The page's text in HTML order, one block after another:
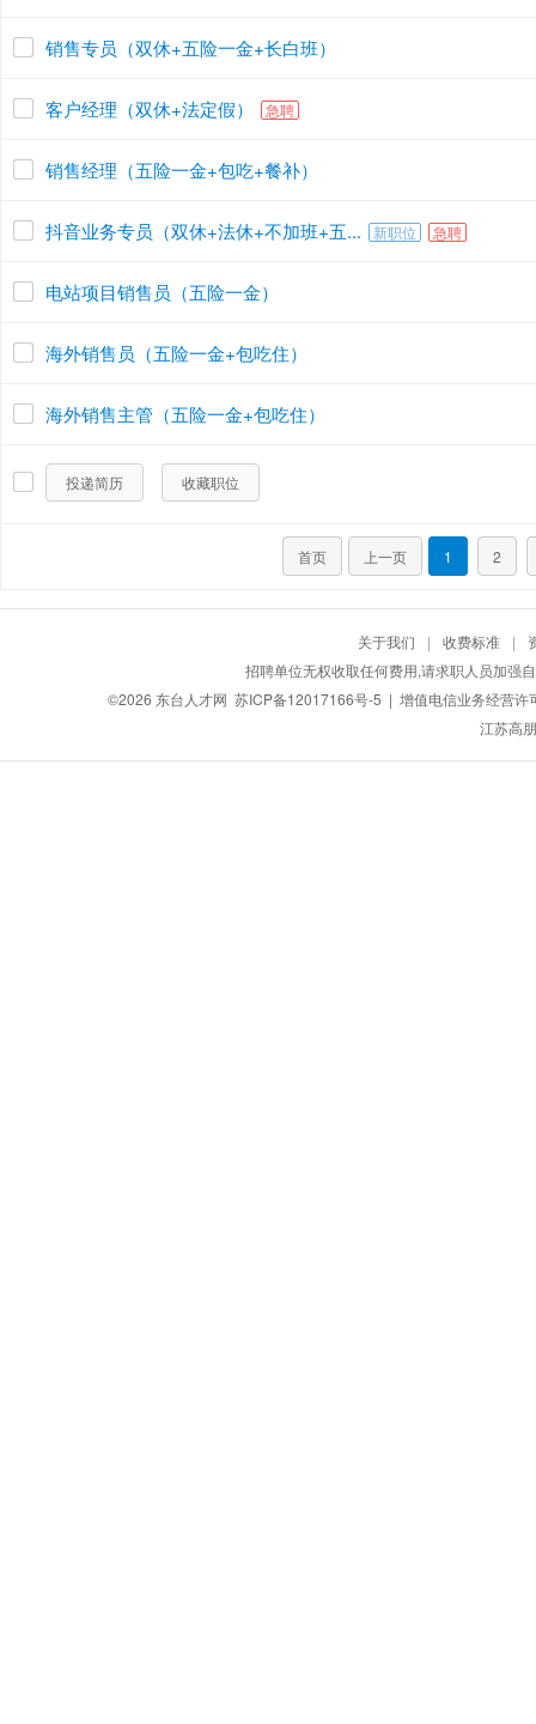
销售专员（双休+五险一金+长白班）
客户经理（双休+法定假） 急聘
销售经理（五险一金+包吃+餐补）
抖音业务专员（双休+法休+不加班+五... 新职位 急聘
电站项目销售员（五险一金）
海外销售员（五险一金+包吃住）
海外销售主管（五险一金+包吃住）
投递简历 收藏职位
首页 上一页 1 2
关于我们 | 收费标准 |
招聘单位无权收取任何费用,请求职人员加强
©2026 东台人才网 苏ICP备12017166号-5 | 增值电信业务经营
江苏高